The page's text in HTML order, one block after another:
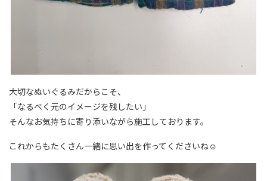
大切なぬいぐるみだからこそ、
「なるべく元のイメージを残したい」
そんなお気持ちに寄り添いながら施工しております。
これからもたくさん一緒に思い出を作ってくださいね☺